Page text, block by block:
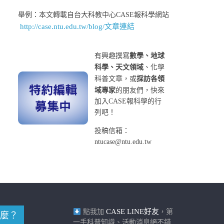
舉例：本文轉載自台大科教中心CASE報科學網站
http://case.ntu.edu.tw/blog/文章連結
有興趣撰寫數學、地球
科學、天文領域 、化學
科普文章，或採訪各領
域專家的朋友們，快來
加入CASE報科學的行
列吧！
投稿信箱：
ntucase@ntu.edu.tw
？ 點我加 CASE LINE好友 ，第
一手科普知識、活動消息絕不錯